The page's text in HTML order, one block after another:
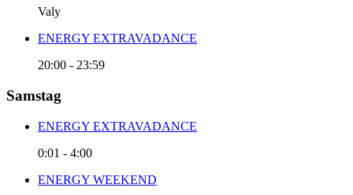
Valy
ENERGY EXTRAVADANCE
20:00 - 23:59
Samstag
ENERGY EXTRAVADANCE
0:01 - 4:00
ENERGY WEEKEND